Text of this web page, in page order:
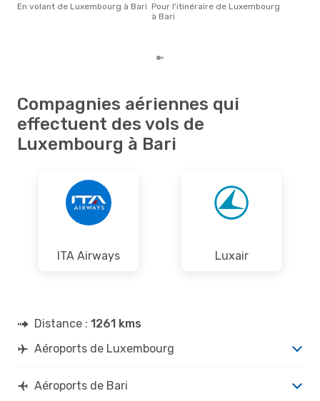
En volant de Luxembourg à Bari Pour l'itinéraire de Luxembourg
à Bari
Compagnies aériennes qui
effectuent des vols de
Luxembourg à Bari
ITA Airways Luxair
Distance : 1261 kms
Aéroports de Luxembourg
Aéroports de Bari